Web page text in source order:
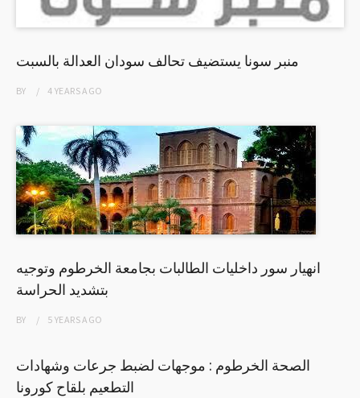
منبر سونا يستضيف تحالف سودان العدالة بالسبت
BY 4 YEARSAGO
انهيار سور داخليات الطالبات بجامعة الخرطوم وتوجيه
بتشديد الحراسة
BY 5 YEARSAGO
الصحة الخرطوم : موجهات لضبط جرعات وشهادات
التطعيم بلقاح كورونا